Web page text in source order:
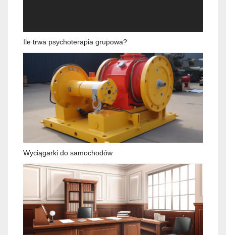
Ile trwa psychoterapia grupowa?
Wyciągarki do samochodów